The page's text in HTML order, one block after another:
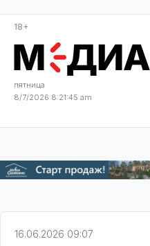
18+
пятница
8/7/2026 8:21:45 am
16.06.2026 09:07